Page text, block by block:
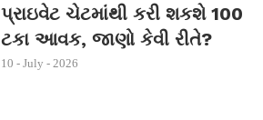
પ્રાઇવેટ ચેટમાંથી કરી શકશે 100
ટકા આવક, જાણો કેવી રીતે?
10 - July - 2026